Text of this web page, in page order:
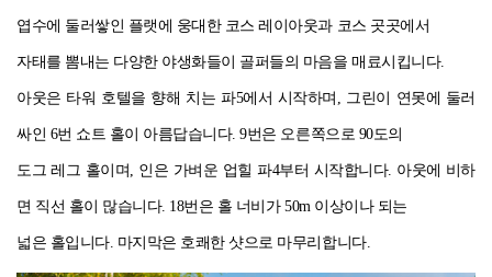
엽수에 둘러쌓인 플랫에 웅대한 코스 레이아웃과 코스 곳곳에서
자태를 뽐내는 다양한 야생화들이 골퍼들의 마음을 매료시킵니다.
아웃은 타워 호텔을 향해 치는 파5에서 시작하며, 그린이 연못에 둘러
싸인 6번 쇼트 홀이 아름답습니다. 9번은 오른쪽으로 90도의
도그 레그 홀이며, 인은 가벼운 업힐 파4부터 시작합니다. 아웃에 비하
면 직선 홀이 많습니다. 18번은 홀 너비가 50m 이상이나 되는
넓은 홀입니다. 마지막은 호쾌한 샷으로 마무리합니다.